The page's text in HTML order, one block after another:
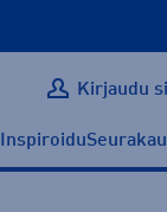
Kirjaudu
Inspiroidu